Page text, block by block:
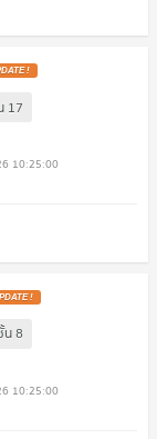
17
10:25:00
น8
10:25:00